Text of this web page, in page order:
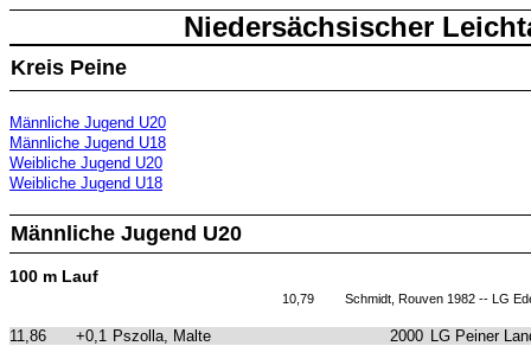
Niedersächsischer
Kreis Peine
Männliche Jugend U20
Männliche Jugend U18
Weibliche Jugend U20
Weibliche Jugend U18
Männliche Jugend U20
100 m Lauf
10,79 Schmidt, Rouven 1982 -- LG
11,86 +0,1 Pszolla, Malte 2000 LG Peiner